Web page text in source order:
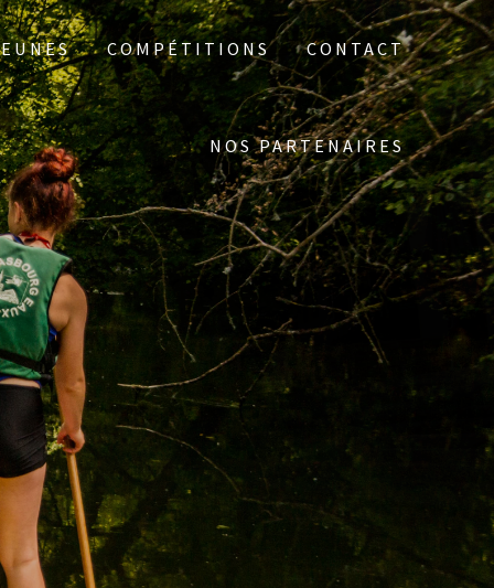
COMPÉTITIONS CONTACT
NOS PARTENAIRES